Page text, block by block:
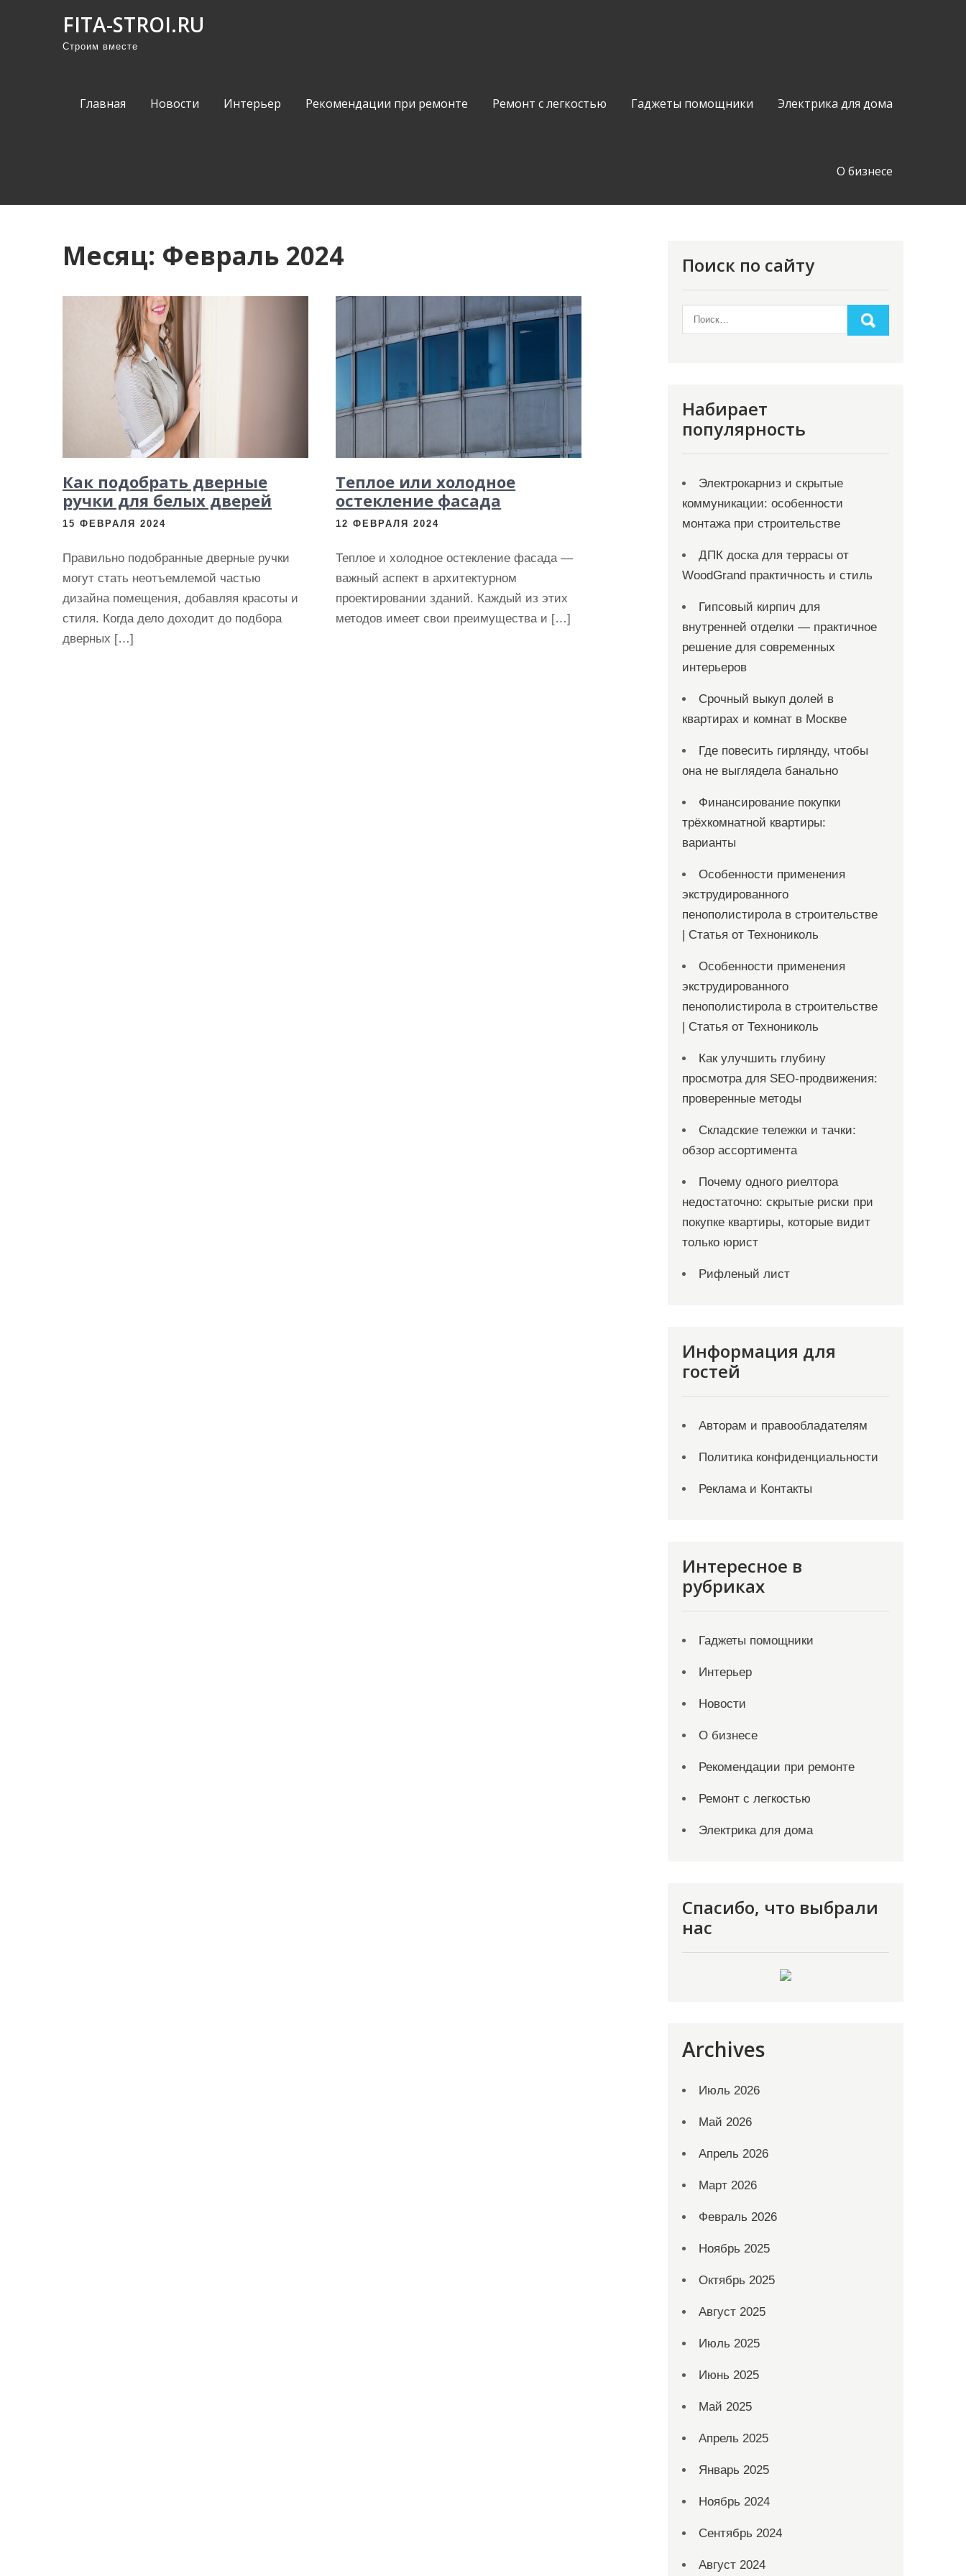
FITA-STROI.RU
Строим вместе
Главная Новости Интерьер Рекомендации при ремонте Ремонт с легкостью Гаджеты помощники Электрика для дома
О бизнесе
Месяц: Февраль 2024
Как подобрать дверные
ручки для белых дверей
15 ФЕВРАЛЯ 2024
Правильно подобранные дверные ручки
могут стать неотъемлемой частью
дизайна помещения, добавляя красоты и
стиля. Когда дело доходит до подбора
дверных […]
Теплое или холодное
остекление фасада
12 ФЕВРАЛЯ 2024
Теплое и холодное остекление фасада —
важный аспект в архитектурном
проектировании зданий. Каждый из этих
методов имеет свои преимущества и […]
Поиск по сайту
Набирает
популярность
Электрокарниз и скрытые
коммуникации: особенности
монтажа при строительстве
ДПК доска для террасы от
WoodGrand практичность и стиль
Гипсовый кирпич для
внутренней отделки — практичное
решение для современных
интерьеров
Срочный выкуп долей в
квартирах и комнат в Москве
Где повесить гирлянду, чтобы
она не выглядела банально
Финансирование покупки
трёхкомнатной квартиры:
варианты
Особенности применения
экструдированного
пенополистирола в строительстве
| Статья от Технониколь
Особенности применения
экструдированного
пенополистирола в строительстве
| Статья от Технониколь
Как улучшить глубину
просмотра для SEO-продвижения:
проверенные методы
Складские тележки и тачки:
обзор ассортимента
Почему одного риелтора
недостаточно: скрытые риски при
покупке квартиры, которые видит
только юрист
Рифленый лист
Информация для
гостей
Авторам и правообладателям
Политика конфиденциальности
Реклама и Контакты
Интересное в
рубриках
Гаджеты помощники
Интерьер
Новости
О бизнесе
Рекомендации при ремонте
Ремонт с легкостью
Электрика для дома
Спасибо, что выбрали
нас
Archives
Июль 2026
Май 2026
Апрель 2026
Март 2026
Февраль 2026
Ноябрь 2025
Октябрь 2025
Август 2025
Июль 2025
Июнь 2025
Май 2025
Апрель 2025
Январь 2025
Ноябрь 2024
Сентябрь 2024
Август 2024